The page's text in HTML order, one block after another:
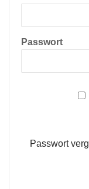
Passwort
Passwort